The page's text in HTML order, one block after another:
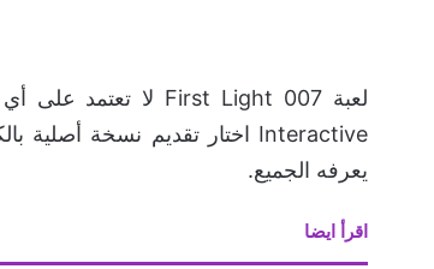
يعرفه الجميع.
اقرأ ايضا